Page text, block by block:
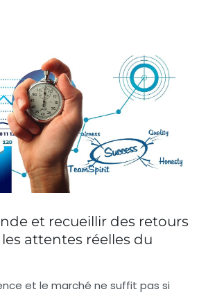
et recueillir des retours
attentes réelles du
et le marché ne suffit pas si